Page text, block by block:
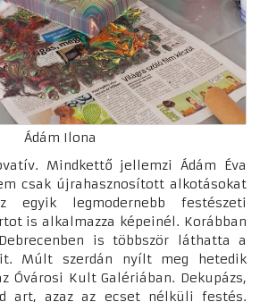
Ádám Ilona
Mindkettő jellemzi Ádám Éva
csak újrahasznosított alkotásokat
egyik legmodernebb festészeti
is alkalmazza képeinél. Korábban
is többször láthatta a
Múlt szerdán nyílt meg hetedik
Óvárosi Kult Galériában. Dekupázs,
art, azaz az ecset nélküli festés.